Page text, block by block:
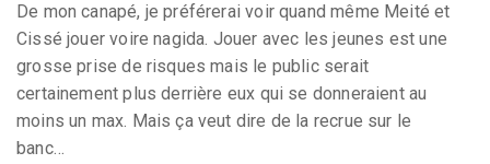
De mon canapé, je préférerai voir quand même Meité et
Cissé jouer voire nagida. Jouer avec les jeunes est une
grosse prise de risques mais le public serait
certainement plus derrière eux qui se donneraient au
moins un max. Mais ça veut dire de la recrue sur le
banc…